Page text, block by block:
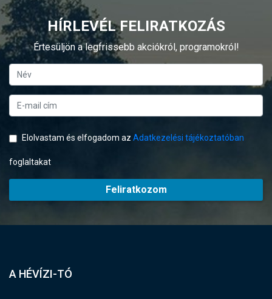
HÍRLEVÉL FELIRATKOZÁS
Értesüljön a legfrissebb akciókról, programokról!
Elolvastam és elfogadom az Adatkezelési tájékoztatóban
foglaltakat
Feliratkozom
A HÉVÍZI-TÓ